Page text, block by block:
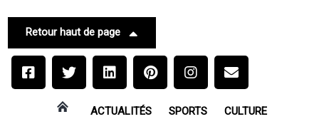
Retour haut de page
ACTUALITÉS SPORTS CULTURE